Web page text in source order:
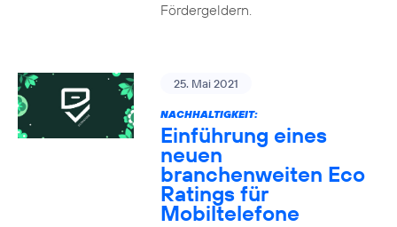
Fördergeldern.
25. Mai 2021
NACHHALTIGKEIT:
Einführung eines
neuen
branchenweiten Eco
Ratings für
Mobiltelefone